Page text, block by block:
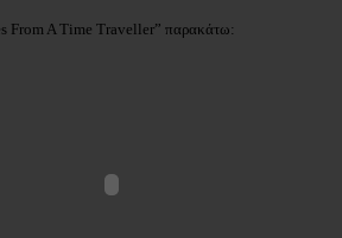
From A Time Traveller” παρακάτω: